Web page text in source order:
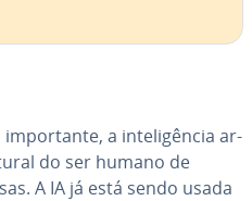
im­por­tante, a in­te­li­gên­cia ar­
do ser humano de
A IA já está sendo usada